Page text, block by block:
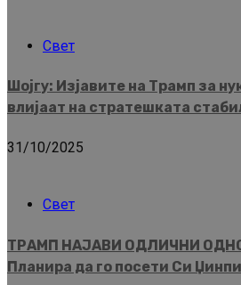
Свет
Шојгу: Изјавите на Трамп за
влијаат на стратешката
31/10/2025
Свет
ТРАМП НАЈАВИ ОДЛИЧНИ
Планира да го посети Си